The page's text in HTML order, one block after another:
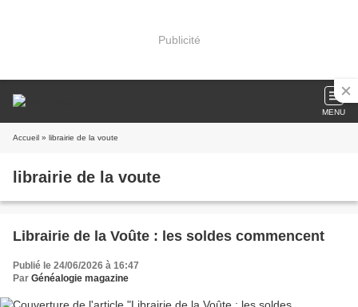
Publicité
MENU
Accueil » librairie de la voute
librairie de la voute
Librairie de la Voûte : les soldes commencent
Publié le 24/06/2026 à 16:47
Par Généalogie magazine